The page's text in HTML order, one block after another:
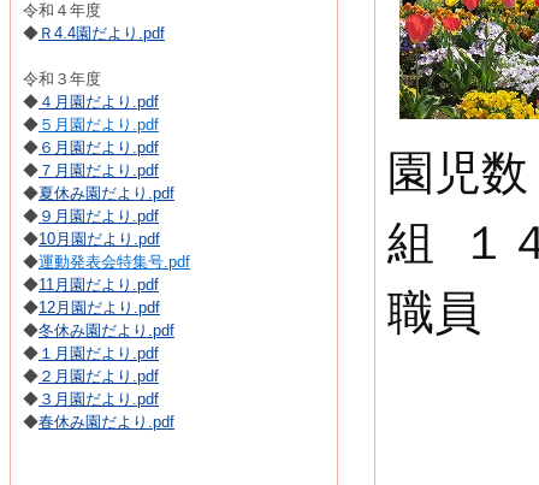
令和４年度
◆ Ｒ4.4園だより.pdf
令和３年度
◆ ４月園だより.pdf
◆ ５月園だより.pdf
◆ ６月園だより.pdf
◆ ７月園だより.pdf
◆夏休み園だより.pdf
◆ ９月園だより.pdf
◆10月園だより.pdf
◆運動発表会特集号.pdf
◆11月園だより.pdf
◆12月園だより.pdf
◆冬休み園だより.pdf
◆ １月園だより.pdf
◆ ２月園だより.pdf
◆ ３月園だより.pdf
◆春休み園だより.pdf
園児
組 １
職